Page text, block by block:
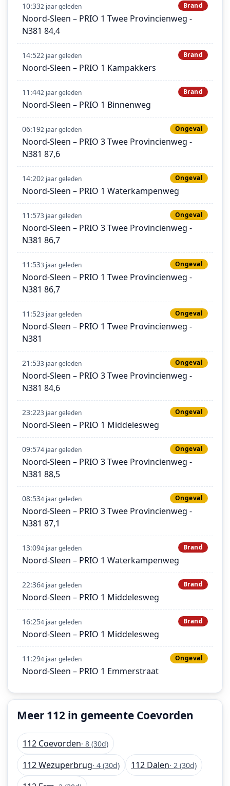
10:332 jaar geleden Brand
Noord-Sleen – PRIO 1 Twee Provincienweg -
N381 84,4
14:522 jaar geleden Brand
Noord-Sleen – PRIO 1 Kampakkers
11:442 jaar geleden Brand
Noord-Sleen – PRIO 1 Binnenweg
06:192 jaar geleden Ongeval
Noord-Sleen – PRIO 3 Twee Provincienweg -
N381 87,6
14:202 jaar geleden Ongeval
Noord-Sleen – PRIO 1 Waterkampenweg
11:573 jaar geleden Ongeval
Noord-Sleen – PRIO 3 Twee Provincienweg -
N381 86,7
11:533 jaar geleden Ongeval
Noord-Sleen – PRIO 1 Twee Provincienweg -
N381 86,7
11:523 jaar geleden Ongeval
Noord-Sleen – PRIO 1 Twee Provincienweg -
N381
21:533 jaar geleden Ongeval
Noord-Sleen – PRIO 3 Twee Provincienweg -
N381 84,6
23:223 jaar geleden Ongeval
Noord-Sleen – PRIO 1 Middelesweg
09:574 jaar geleden Ongeval
Noord-Sleen – PRIO 3 Twee Provincienweg -
N381 88,5
08:534 jaar geleden Ongeval
Noord-Sleen – PRIO 3 Twee Provincienweg -
N381 87,1
13:094 jaar geleden Brand
Noord-Sleen – PRIO 1 Waterkampenweg
22:364 jaar geleden Brand
Noord-Sleen – PRIO 1 Middelesweg
16:254 jaar geleden Brand
Noord-Sleen – PRIO 1 Middelesweg
11:294 jaar geleden Ongeval
Noord-Sleen – PRIO 1 Emmerstraat
Meer 112 in gemeente Coevorden
112 Coevorden· 8 (30d)
112 Wezuperbrug· 4 (30d) 112 Dalen· 2 (30d)